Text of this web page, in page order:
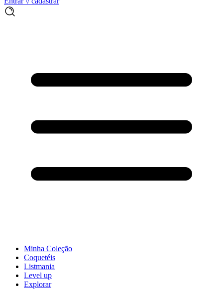
Minha Coleção
Coquetéis
Listmania
Level up
Explorar